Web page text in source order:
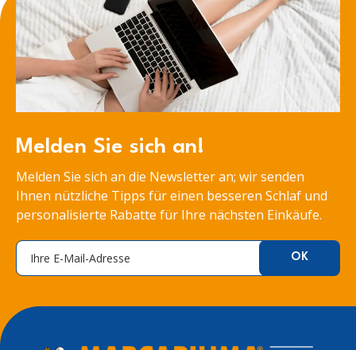
Melden Sie sich an!
Melden Sie sich an die Newsletter an; wir senden
Ihnen nützliche Tipps für einen besseren Schlaf und
personalisierte Rabatte für Ihre nächsten Einkäufe.